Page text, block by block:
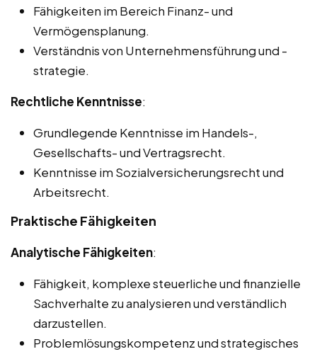
Fähigkeiten im Bereich Finanz- und
Vermögensplanung.
Verständnis von Unternehmensführung und -
strategie.
Rechtliche Kenntnisse:
Grundlegende Kenntnisse im Handels-,
Gesellschafts- und Vertragsrecht.
Kenntnisse im Sozialversicherungsrecht und
Arbeitsrecht.
Praktische Fähigkeiten
Analytische Fähigkeiten:
Fähigkeit, komplexe steuerliche und finanzielle
Sachverhalte zu analysieren und verständlich
darzustellen.
Problemlösungskompetenz und strategisches